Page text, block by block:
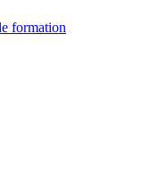
formation